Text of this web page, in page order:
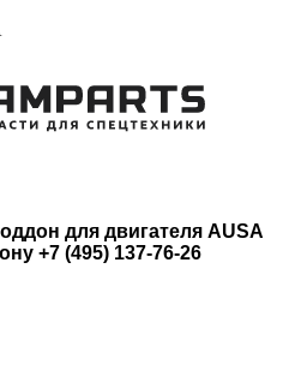
для двигателя AUSA
+7 (495) 137-76-26